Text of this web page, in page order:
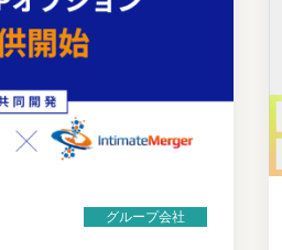
グループ会社